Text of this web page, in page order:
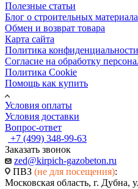
Полезные статьи
Блог о строительных
Обмен и возврат товара
Карта сайта
Политика конфиденциальности
Согласие на обработку
Политика Cookie
Помощь как купить
Условия оплаты
Условия доставки
Вопрос-ответ
+7 (499) 348-99-63
Заказать звонок
zed@kirpich-gazobeton.ru
ПВЗ (не для посещения):
Московская область, г. Дубна,